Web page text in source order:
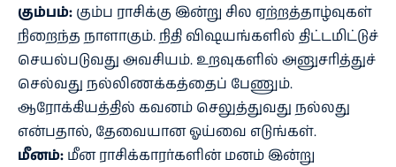
கும்பம்: கும்ப ராசிக்கு இன்று சில ஏற்றத்தாழ்வுகள்
நிறைந்த நாளாகும். நிதி விஷயங்களில் திட்டமிட்டுச்
செயல்படுவது அவசியம். உறவுகளில் அனுசரித்துச்
செல்வது நல்லிணக்கத்தைப் பேணும்.
ஆரோக்கியத்தில் கவனம் செலுத்துவது நல்லது
என்பதால், தேவையான ஓய்வை எடுங்கள்.
மீனம்: மீன ராசிக்காரர்களின் மனம் இன்று